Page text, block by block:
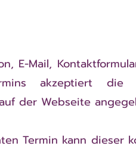
E-Mail,
akzeptiert die
der Webseite
Termin kann dieser